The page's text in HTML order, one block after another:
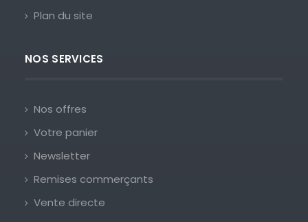
Plan du site
NOS SERVICES
Nos offres
Votre panier
Newsletter
Remises commerçants
Vente directe